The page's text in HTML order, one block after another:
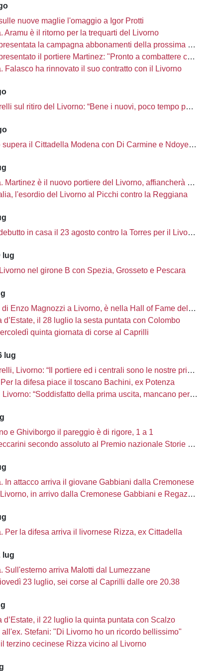
nuove maglie l'omaggio a Igor Protti
Aramu è il ritorno per la trequarti del Livorno
la campagna abbonamenti della prossima stagione
il portiere Martinez: "Pronto a combattere con i miei compagni"
Falasco ha rinnovato il suo contratto con il Livorno
ritiro del Livorno: “Bene i nuovi, poco tempo per completare la rosa”
il Cittadella Modena con Di Carmine e Ndoye, 2 a 1
è il nuovo portiere del Livorno, affiancherà Ciobanu
l'esordio del Livorno al Picchi contro la Reggiana
in casa il 23 agosto contro la Torres per il Livorno
lug
nel girone B con Spezia, Grosseto e Pescara
Enzo Magnozzi a Livorno, è nella Hall of Fame del calcio Usa
d’Estate, il 28 luglio la sesta puntata con Colombo
quinta giornata di corse al Caprilli
lug
Livorno: “Il portiere ed i centrali sono le nostre priorità”
la difesa piace il toscano Bachini, ex Potenza
“Soddisfatto della prima uscita, mancano però una decina di innesti”
e Ghiviborgo il pareggio è di rigore, 1 a 1
secondo assoluto al Premio nazionale Storie di Sport
In attacco arriva il giovane Gabbiani dalla Cremonese
in arrivo dalla Cremonese Gabbiani e Regazzetti
Per la difesa arriva il livornese Rizza, ex Cittadella
lug
Sull'esterno arriva Malotti dal Lumezzane
23 luglio, sei corse al Caprilli dalle ore 20.38
d’Estate, il 22 luglio la quinta puntata con Scalzo
all'ex. Stefani: "Di Livorno ho un ricordo bellissimo"
terzino cecinese Rizza vicino al Livorno